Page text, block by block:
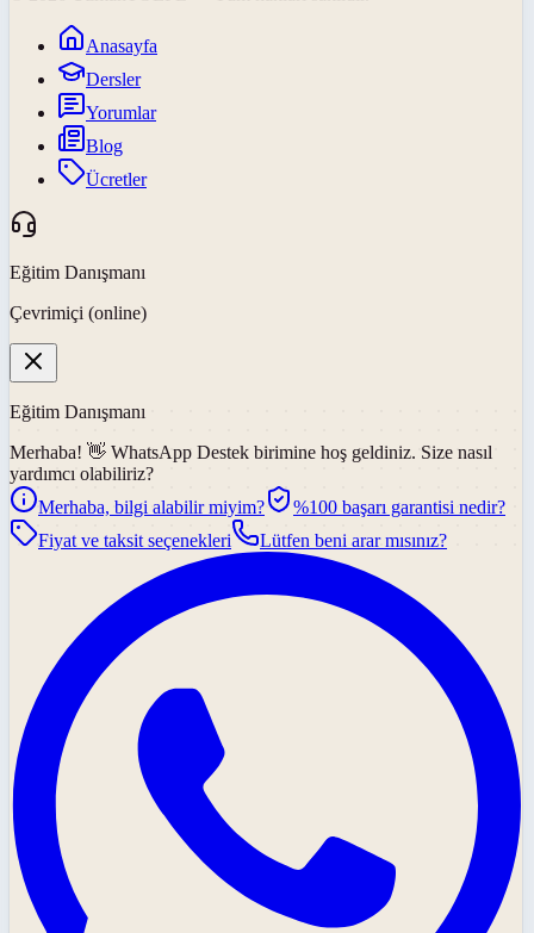
Anasayfa
Dersler
Yorumlar
Blog
Ücretler
Eğitim Danışmanı
Çevrimiçi (online)
Eğitim Danışmanı
Merhaba! 👋 WhatsApp Destek birimine hoş geldiniz. Size nasıl
yardımcı olabiliriz?
Merhaba, bilgi alabilir miyim?
%100 başarı garantisi nedir?
Fiyat ve taksit seçenekleri
Lütfen beni arar mısınız?